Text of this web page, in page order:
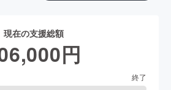
現在の支援総額
円
終了